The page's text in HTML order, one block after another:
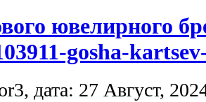
ювелирного
gosha-
дата: 27 Август,